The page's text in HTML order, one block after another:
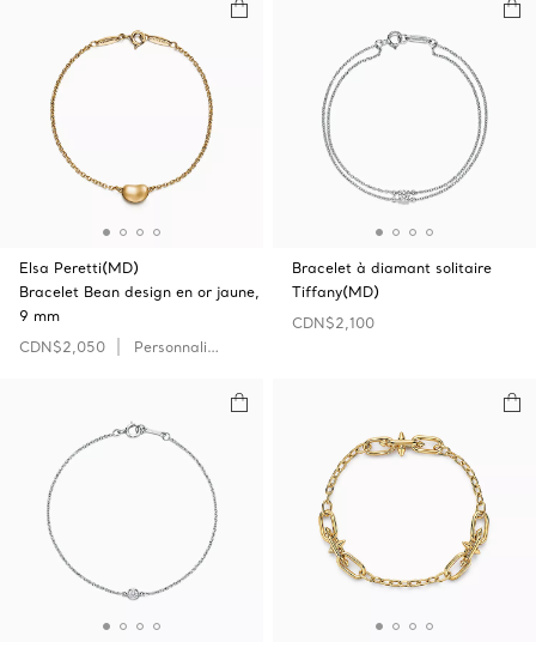
Elsa Peretti(MD)
Bracelet Bean design en or jaune,
9 mm
CDN$2,050
Personnaliser
Bracelet à diamant solitaire
Tiffany(MD)
CDN$2,100